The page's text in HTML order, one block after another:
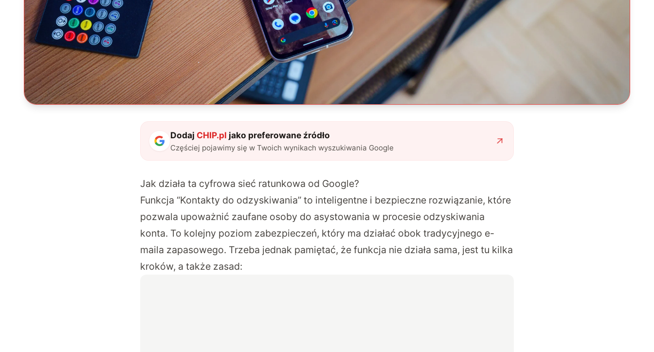
Dodaj CHIP.pl jako preferowane źródło
Częściej pojawimy się w Twoich wynikach wyszukiwania Google
Jak działa ta cyfrowa sieć ratunkowa od Google?
Funkcja “Kontakty do odzyskiwania” to inteligentne i bezpieczne rozwiązanie, które
pozwala upoważnić zaufane osoby do asystowania w procesie odzyskiwania
konta. To kolejny poziom zabezpieczeń, który ma działać obok tradycyjnego e-
maila zapasowego. Trzeba jednak pamiętać, że funkcja nie działa sama, jest tu kilka
kroków, a także zasad: